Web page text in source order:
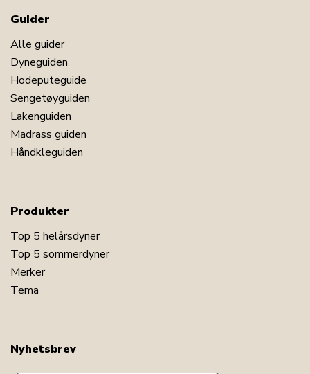
Guider
Alle guider
Dyneguiden
Hodeputeguide
Sengetøyguiden
Lakenguiden
Madrass guiden
Håndkleguiden
Produkter
Top 5 helårsdyner
Top 5 sommerdyner
Merker
Tema
Nyhetsbrev